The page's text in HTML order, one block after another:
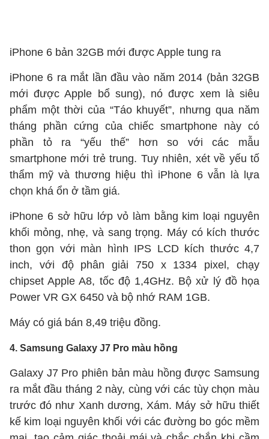
iPhone 6 bản 32GB mới được Apple tung ra
iPhone 6 ra mắt lần đầu vào năm 2014 (bản 32GB
mới được Apple bổ sung), nó được xem là siêu
phẩm một thời của “Táo khuyết”, nhưng qua năm
tháng phần cứng của chiếc smartphone này có
phần tỏ ra “yếu thế” hơn so với các mẫu
smartphone mới trẻ trung. Tuy nhiên, xét về yếu tố
thẩm mỹ và thương hiệu thì iPhone 6 vẫn là lựa
chọn khá ổn ở tầm giá.
iPhone 6 sở hữu lớp vỏ làm bằng kim loại nguyên
khối mỏng, nhẹ, và sang trọng. Máy có kích thước
thon gọn với màn hình IPS LCD kích thước 4,7
inch, với độ phân giải 750 x 1334 pixel, chạy
chipset Apple A8, tốc độ 1,4GHz. Bộ xử lý đồ họa
Power VR GX 6450 và bộ nhớ RAM 1GB.
Máy có giá bán 8,49 triệu đồng.
4. Samsung Galaxy J7 Pro màu hồng
Galaxy J7 Pro phiên bản màu hồng được Samsung
ra mắt đầu tháng 2 này, cùng với các tùy chọn màu
trước đó như Xanh dương, Xám. Máy sở hữu thiết
kế kim loại nguyên khối với các đường bo góc mềm